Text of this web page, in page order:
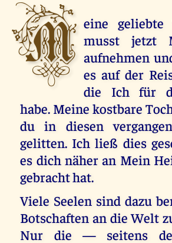
M eine geliebte
musst jetzt
aufnehmen
es auf der
die Ich für
habe. Meine kostbare
du in diesen
gelitten. Ich ließ dies
es dich näher an Mein
gebracht hat.
Viele Seelen sind dazu
Botschaften an die Welt
Nur die — seitens